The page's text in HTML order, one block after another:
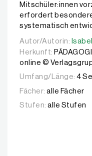
Mitschüler:innen
erfordert
systematisch
Autor/Autorin:
Autor/Autorin:
Herkunft:
online ©
Umfang/Länge: 4
Fächer: alle Fächer
Stufen: alle Stufen